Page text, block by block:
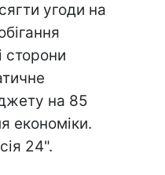
угоди на
сторони
на 85
економіки.
24".